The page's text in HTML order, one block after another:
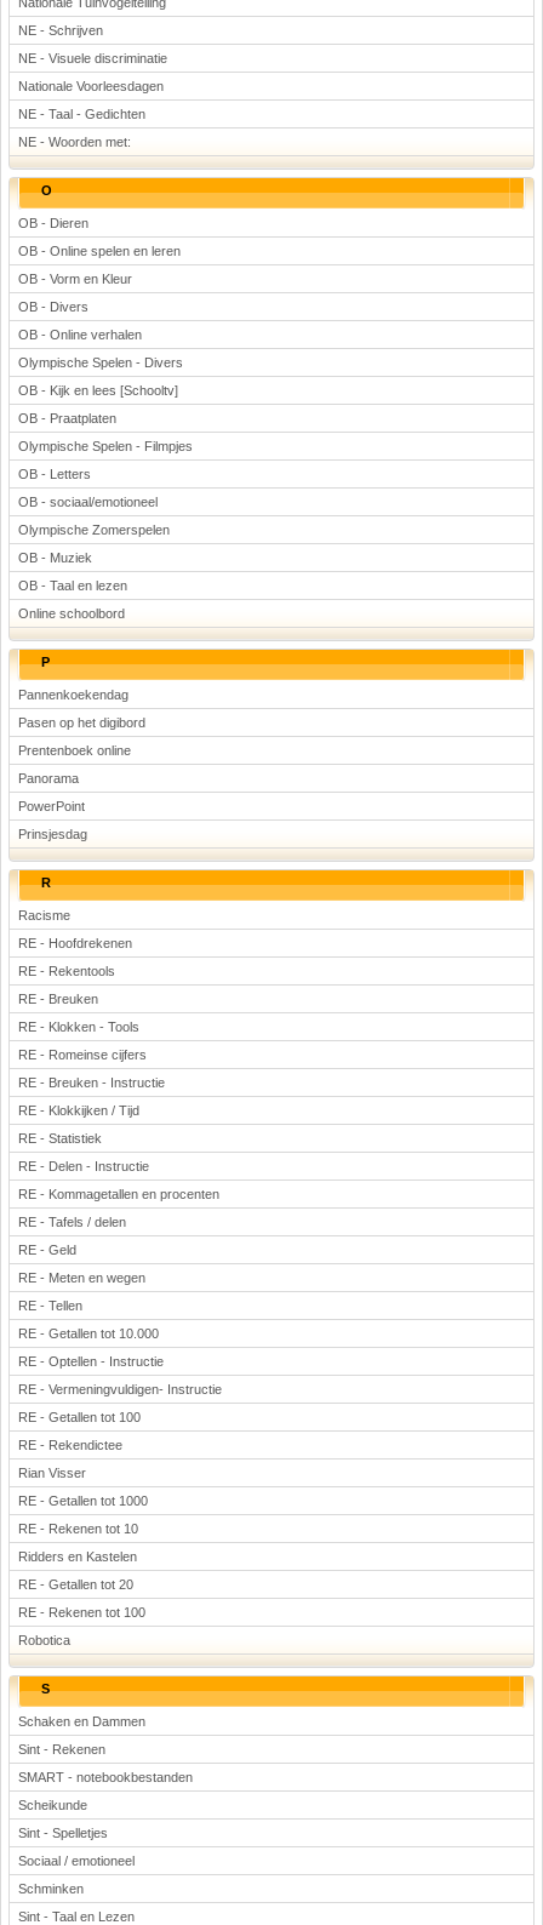
NE - Schrijven
NE - Visuele discriminatie
Nationale Voorleesdagen
NE - Taal - Gedichten
NE - Woorden met:
O
OB - Dieren
OB - Online spelen en leren
OB - Vorm en Kleur
OB - Divers
OB - Online verhalen
Olympische Spelen - Divers
OB - Kijk en lees [Schooltv]
OB - Praatplaten
Olympische Spelen - Filmpjes
OB - Letters
OB - sociaal/emotioneel
Olympische Zomerspelen
OB - Muziek
OB - Taal en lezen
Online schoolbord
P
Pannenkoekendag
Pasen op het digibord
Prentenboek online
Panorama
PowerPoint
Prinsjesdag
R
Racisme
RE - Hoofdrekenen
RE - Rekentools
RE - Breuken
RE - Klokken - Tools
RE - Romeinse cijfers
RE - Breuken - Instructie
RE - Klokkijken / Tijd
RE - Statistiek
RE - Delen - Instructie
RE - Kommagetallen en procenten
RE - Tafels / delen
RE - Geld
RE - Meten en wegen
RE - Tellen
RE - Getallen tot 10.000
RE - Optellen - Instructie
RE - Vermeningvuldigen- Instructie
RE - Getallen tot 100
RE - Rekendictee
Rian Visser
RE - Getallen tot 1000
RE - Rekenen tot 10
Ridders en Kastelen
RE - Getallen tot 20
RE - Rekenen tot 100
Robotica
S
Schaken en Dammen
Sint - Rekenen
SMART - notebookbestanden
Scheikunde
Sint - Spelletjes
Sociaal / emotioneel
Schminken
Sint - Taal en Lezen